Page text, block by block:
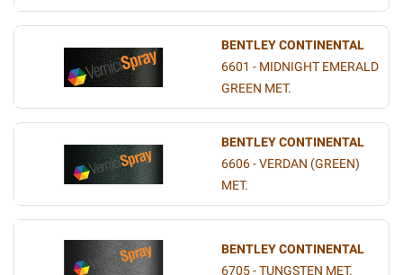
BENTLEY CONTINENTAL
6601 - MIDNIGHT EMERALD
GREEN MET.
BENTLEY CONTINENTAL
6606 - VERDAN (GREEN)
MET.
BENTLEY CONTINENTAL
6705 - TUNGSTEN MET.